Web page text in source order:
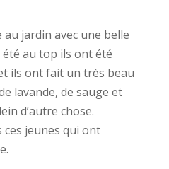
jardin avec une belle
au top ils ont été
ils ont fait un très beau
lavande, de sauge et
d’autre chose.
jeunes qui ont